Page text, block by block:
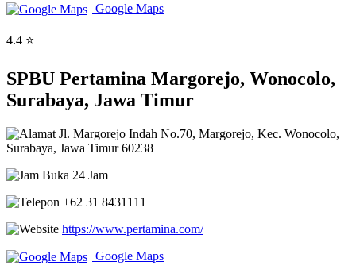
Google Maps
4.4 ⭐
SPBU Pertamina Margorejo, Wonocolo,
Surabaya, Jawa Timur
Jl. Margorejo Indah No.70, Margorejo, Kec. Wonocolo,
Surabaya, Jawa Timur 60238
Buka 24 Jam
+62 31 8431111
https://www.pertamina.com/
Google Maps